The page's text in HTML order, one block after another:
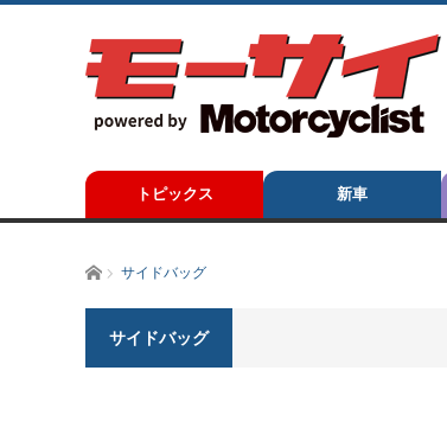
トピックス 新車
ホームサイドバッグ
サイドバッグ